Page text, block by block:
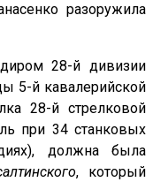
разоружила
28-й дивизии
5-й кавалерийской
28-й стрелковой
при 34 станковых
должна была
, который